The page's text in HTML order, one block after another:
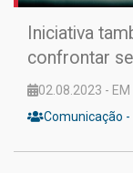
Iniciativa
confrontar
02.08.2023 - EM
Comunicação